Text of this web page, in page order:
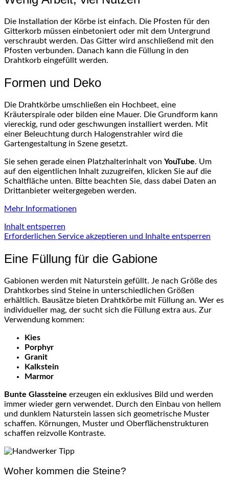
Die Installation der Körbe ist einfach. Die Pfosten für den
Gitterkorb müssen einbetoniert oder mit dem Untergrund
verschraubt werden. Das Gitter wird anschließend mit den
Pfosten verbunden. Danach kann die Füllung in den
Drahtkorb eingefüllt werden.
Formen und Deko
Die Drahtkörbe umschließen ein Hochbeet, eine
Kräuterspirale oder bilden eine Mauer. Die Grundform kann
viereckig, rund oder geschwungen installiert werden. Mit
einer Beleuchtung durch Halogenstrahler wird die
Gartengestaltung in Szene gesetzt.
Sie sehen gerade einen Platzhalterinhalt von YouTube. Um
auf den eigentlichen Inhalt zuzugreifen, klicken Sie auf die
Schaltfläche unten. Bitte beachten Sie, dass dabei Daten an
Drittanbieter weitergegeben werden.
Mehr Informationen
Inhalt entsperren
Erforderlichen Service akzeptieren und Inhalte entsperren
Eine Füllung für die Gabione
Gabionen werden mit Naturstein gefüllt. Je nach Größe des
Drahtkorbes sind Steine in unterschiedlichen Größen
erhältlich. Bausätze bieten Drahtkörbe mit Füllung an. Wer es
individueller mag, der sucht sich die Füllung extra aus. Zur
Verwendung kommen:
Kies
Porphyr
Granit
Kalkstein
Marmor
Bunte Glassteine erzeugen ein exklusives Bild und werden
immer wieder gern verwendet. Durch den Einbau von hellem
und dunklem Naturstein lassen sich geometrische Muster
schaffen. Körnungen, Muster und Oberflächenstrukturen
schaffen reizvolle Kontraste.
Woher kommen die Steine?